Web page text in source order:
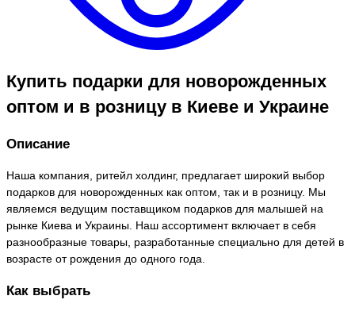
Купить подарки для новорожденных
оптом и в розницу в Киеве и Украине
Описание
Наша компания, ритейл холдинг, предлагает широкий выбор
подарков для новорожденных как оптом, так и в розницу. Мы
являемся ведущим поставщиком подарков для малышей на
рынке Киева и Украины. Наш ассортимент включает в себя
разнообразные товары, разработанные специально для детей в
возрасте от рождения до одного года.
Как выбрать